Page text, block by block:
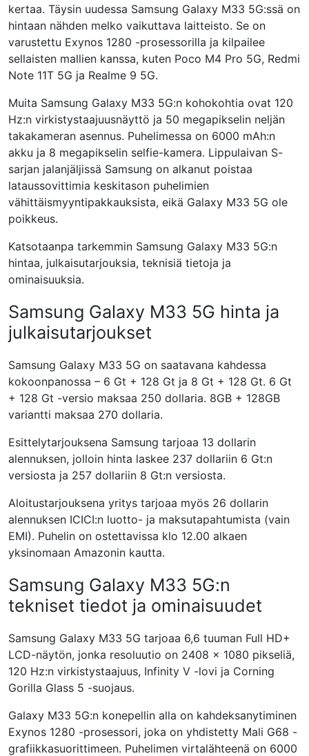
kertaa. Täysin uudessa Samsung Galaxy M33 5G:ssä on
hintaan nähden melko vaikuttava laitteisto. Se on
varustettu Exynos 1280 -prosessorilla ja kilpailee
sellaisten mallien kanssa, kuten Poco M4 Pro 5G, Redmi
Note 11T 5G ja Realme 9 5G.
Muita Samsung Galaxy M33 5G:n kohokohtia ovat 120
Hz:n virkistystaajuusnäyttö ja 50 megapikselin neljän
takakameran asennus. Puhelimessa on 6000 mAh:n
akku ja 8 megapikselin selfie-kamera. Lippulaivan S-
sarjan jalanjäljissä Samsung on alkanut poistaa
lataussovittimia keskitason puhelimien
vähittäismyyntipakkauksista, eikä Galaxy M33 5G ole
poikkeus.
Katsotaanpa tarkemmin Samsung Galaxy M33 5G:n
hintaa, julkaisutarjouksia, teknisiä tietoja ja
ominaisuuksia.
Samsung Galaxy M33 5G hinta ja
julkaisutarjoukset
Samsung Galaxy M33 5G on saatavana kahdessa
kokoonpanossa – 6 Gt + 128 Gt ja 8 Gt + 128 Gt. 6 Gt
+ 128 Gt -versio maksaa 250 dollaria. 8GB + 128GB
variantti maksaa 270 dollaria.
Esittelytarjouksena Samsung tarjoaa 13 dollarin
alennuksen, jolloin hinta laskee 237 dollariin 6 Gt:n
versiosta ja 257 dollariin 8 Gt:n versiosta.
Aloitustarjouksena yritys tarjoaa myös 26 dollarin
alennuksen ICICI:n luotto- ja maksutapahtumista (vain
EMI). Puhelin on ostettavissa klo 12.00 alkaen
yksinomaan Amazonin kautta.
Samsung Galaxy M33 5G:n
tekniset tiedot ja ominaisuudet
Samsung Galaxy M33 5G tarjoaa 6,6 tuuman Full HD+
LCD-näytön, jonka resoluutio on 2408 × 1080 pikseliä,
120 Hz:n virkistystaajuus, Infinity V -lovi ja Corning
Gorilla Glass 5 -suojaus.
Galaxy M33 5G:n konepellin alla on kahdeksanytiminen
Exynos 1280 -prosessori, joka on yhdistetty Mali G68 -
grafiikkasuorittimeen. Puhelimen virtalähteenä on 6000